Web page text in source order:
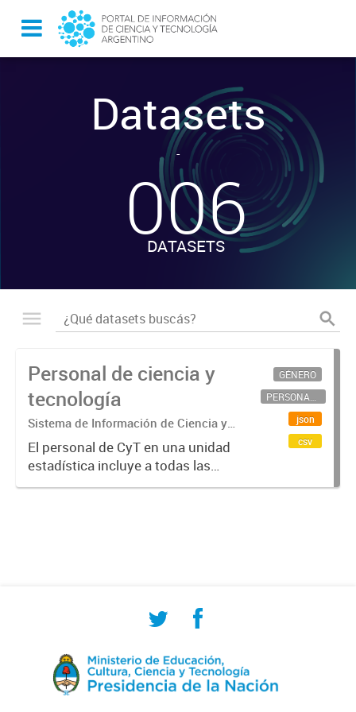
Datasets
-
006
DATASETS
Personal de ciencia y
tecnología
Sistema de Información de Ciencia y
Tecnología Argentino (SICYTAR)
El personal de CyT en una unidad
estadística incluye a todas las
personas involucradas
GÉNERO
PERSONAL CIENTÍFICO-TECNOLÓGICO
json
csv